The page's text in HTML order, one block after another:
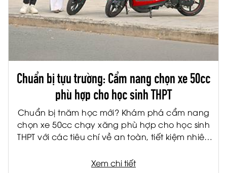
Chuẩn bị tựu trường: Cẩm nang chọn xe 50cc
phù hợp cho học sinh THPT
Chuẩn bị tnăm học mới? Khám phá cẩm nang
chọn xe 50cc chạy xăng phù hợp cho học sinh
THPT với các tiêu chí về an toàn, tiết kiệm nhiên
Xem chi tiết